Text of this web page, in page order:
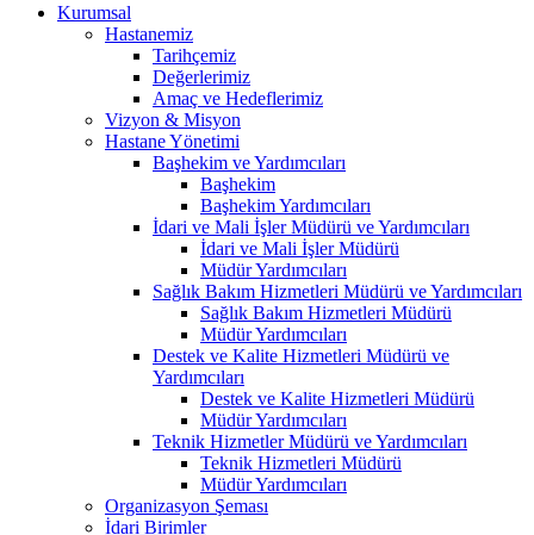
Kurumsal
Hastanemiz
Tarihçemiz
Değerlerimiz
Amaç ve Hedeflerimiz
Vizyon & Misyon
Hastane Yönetimi
Başhekim ve Yardımcıları
Başhekim
Başhekim Yardımcıları
İdari ve Mali İşler Müdürü ve Yardımcıları
İdari ve Mali İşler Müdürü
Müdür Yardımcıları
Sağlık Bakım Hizmetleri Müdürü ve Yardımcıları
Sağlık Bakım Hizmetleri Müdürü
Müdür Yardımcıları
Destek ve Kalite Hizmetleri Müdürü ve
Yardımcıları
Destek ve Kalite Hizmetleri Müdürü
Müdür Yardımcıları
Teknik Hizmetler Müdürü ve Yardımcıları
Teknik Hizmetleri Müdürü
Müdür Yardımcıları
Organizasyon Şeması
İdari Birimler